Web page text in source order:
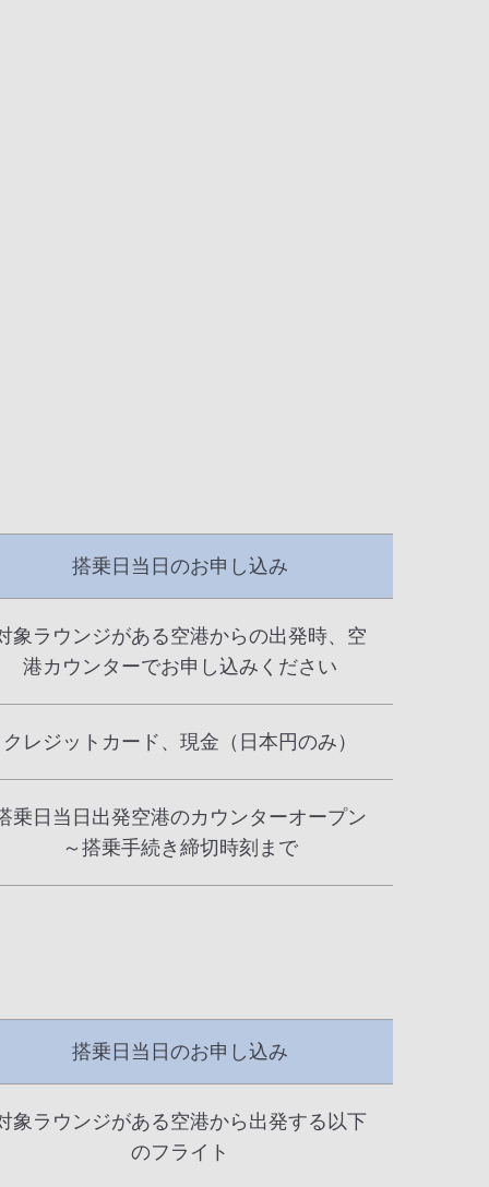
搭乗日当日のお申し込み
象ラウンジがある空港からの出発時、空
港カウンターでお申し込みください
クレジットカード、現金（日本円のみ）
乗日当日出発空港のカウンターオープン
～搭乗手続き締切時刻まで
搭乗日当日のお申し込み
象ラウンジがある空港から出発する以下
のフライト